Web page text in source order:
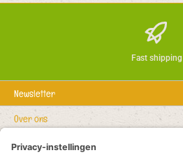
Fast shipping
Newsletter
Over ons
Rechtstexte